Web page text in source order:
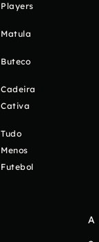
Players
Matula
Buteco
Cadeira
Cativa
Tudo
Menos
Futebol
A